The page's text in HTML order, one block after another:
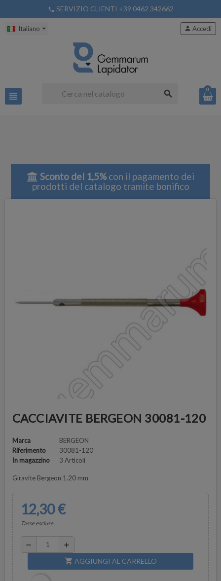
phone SERVIZIO CLIENTI +39 0462 342662
Italiano
view_headline search
person Accedi
0
Sconto del 1,5%con il pagamento dei
prodotti del catalogo tramite bonifico
CACCIAVITE BERGEON 30081-120
Marca
BERGEON
Riferimento
30081-120
In magazzino
3 Articoli
Giravite Bergeon 1.20 mm
12,30 €
Tasse escluse
remove add
shopping_cart AGGIUNGI AL CARRELLO